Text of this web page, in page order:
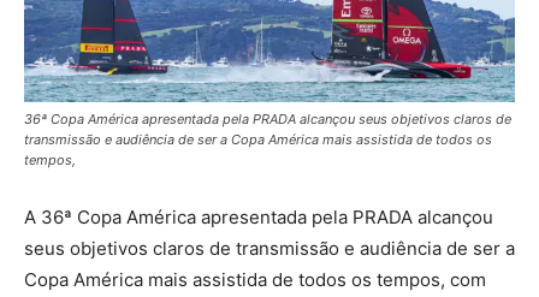
36ª Copa América apresentada pela PRADA alcançou seus objetivos claros de
transmissão e audiência de ser a Copa América mais assistida de todos os
tempos,
A 36ª Copa América apresentada pela PRADA alcançou
seus objetivos claros de transmissão e audiência de ser a
Copa América mais assistida de todos os tempos, com